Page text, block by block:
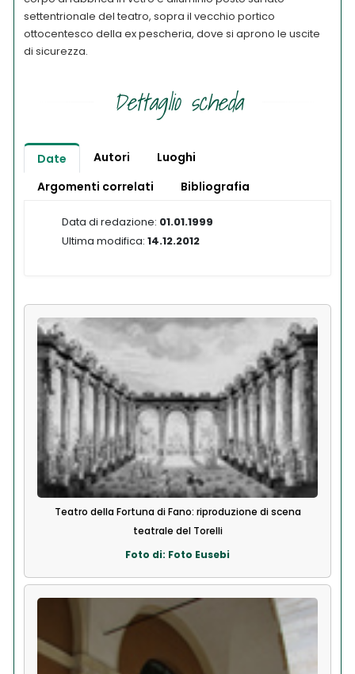
settentrionale del teatro, sopra il vecchio portico
ottocentesco della ex pescheria, dove si aprono le uscite
di sicurezza.
Dettaglio scheda
Date Autori
Luoghi
Argomenti correlati
Bibliografia
Data di redazione: 01.01.1999
Ultima modifica: 14.12.2012
Teatro della Fortuna di Fano: riproduzione di scena
teatrale del Torelli
Foto di: Foto Eusebi